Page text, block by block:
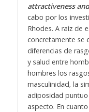
attractiveness
cabo por los
Rhodes. A raíz de
concretamente se
diferencias de
y salud entre
hombres los
masculinidad, la
adiposidad
aspecto. En